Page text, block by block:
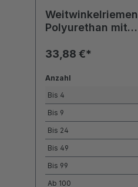
Weitwinkelriemen
Polyurethan mit
33,88 €*
Anzahl
Bis 4
Bis 9
Bis 24
Bis 49
Bis 99
Ab 100